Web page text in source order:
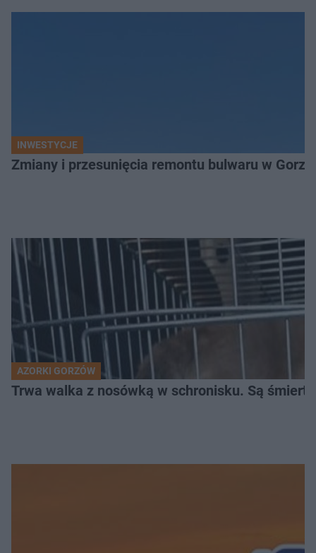
INWESTYCJE
Zmiany i przesunięcia remontu bulwaru w
AZORKI GORZÓW
Trwa walka z nosówką w schronisku. Są